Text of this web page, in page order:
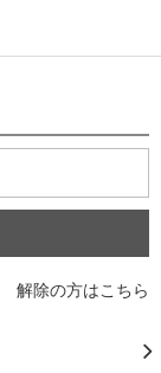
解除の方はこちら